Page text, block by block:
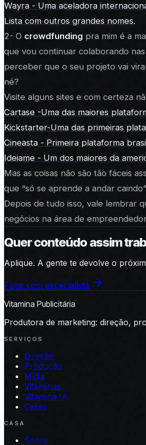
Wayra - Uma aceladora
Lista com outros grandes nomes.
2- O crowdfunding pra mim é a
que vou continuar colaborando
perceber que o seu projeto vai
né?
Visite alguns sites e com certeza
Cartase -Uma das maiores
Kickstarter-Uma das primeiras
Cineasta - Primeira plataforma
Ideiame - Um dos maiores da
Mas as coisas não são tão fáceis
que “só se aprende a andar
Depois de tudo isso, vale lembrar
negócios na área de
Quer conteúdo assim
Aplique. A gente te devolve o
Falar com especialista
Vitamina Publicitária
Produtora de marketing: direção,
SERVIÇOS
Direção
Produção
Mídia
Vitaminas
Vitamina IA
Cases
CASA
Sobre